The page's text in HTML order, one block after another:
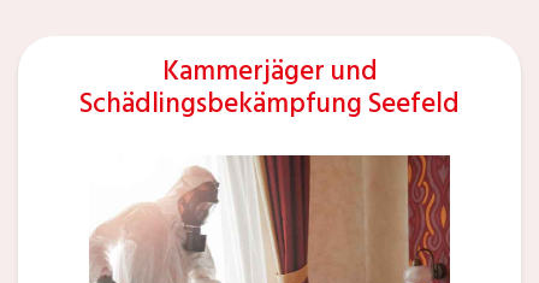
Kammerjäger und
Schädlingsbekämpfung Seefeld